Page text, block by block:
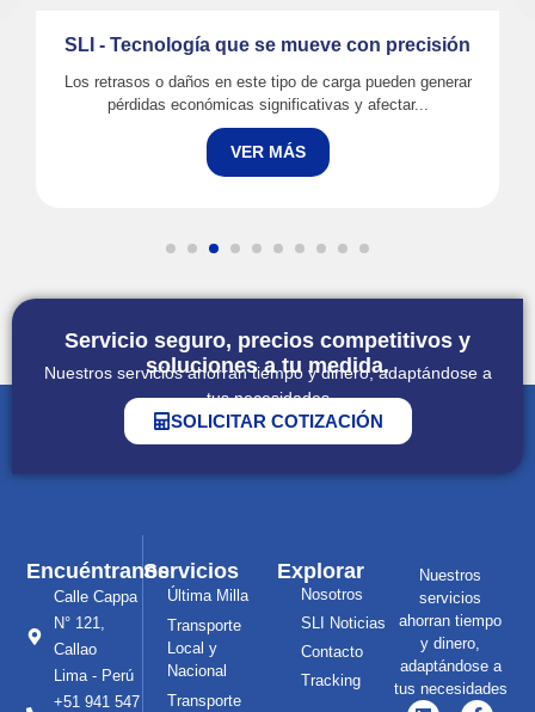
SLI - Tecnología que se mueve con precisión
Los retrasos o daños en este tipo de carga pueden generar
pérdidas económicas significativas y afectar...
VER MÁS
Servicio seguro, precios competitivos y
soluciones a tu medida.
Nuestros servicios ahorran tiempo y dinero, adaptándose a
tus necesidades
SOLICITAR COTIZACIÓN
Nuestros
servicios
ahorran tiempo
y dinero,
adaptándose a
tus necesidades
Servicios
Última Milla
Transporte
Local y
Nacional
Transporte
Explorar
Nosotros
SLI Noticias
Contacto
Tracking
Encuéntranos
Calle Cappa
N° 121,
Callao
Lima - Perú
+51 941 547